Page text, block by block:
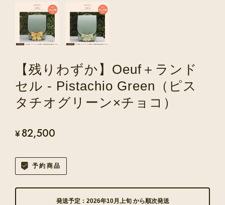
【残りわずか】Oeuf＋ランド
セル - Pistachio Green（ピス
タチオグリーン×チョコ）
¥82,500
予約商品
発送予定：2026年10月上旬 から順次発送